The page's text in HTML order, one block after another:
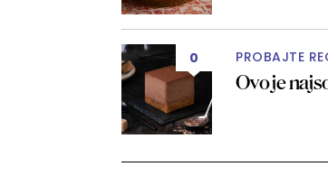
0 PROBAJTE
Ovo je